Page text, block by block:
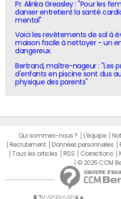
Pr. Alinka Greasley : "Pour les
danser entretient la santé
mental"
Voici les revêtements de sol à
maison facile à nettoyer - un
dangereux
Bertrand, maître-nageur : "Les
d'enfants en piscine sont dus
physique des parents"
Qui sommes-nous ? L'équipe
Recrutement
Données personnelles
Tous les articles
RSS Corrections
© 2025 CCM